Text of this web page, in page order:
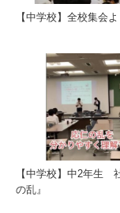
【中学校】全校集会よ
【中学校】中2年生
の乱』